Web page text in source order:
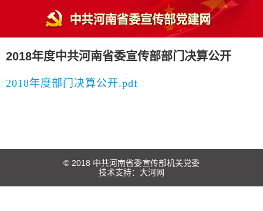
2018年度中共河南省委宣传部部门决算公开
2018年度部门决算公开.pdf
© 2018 中共河南省委宣传部机关党委
技术支持： 大河网